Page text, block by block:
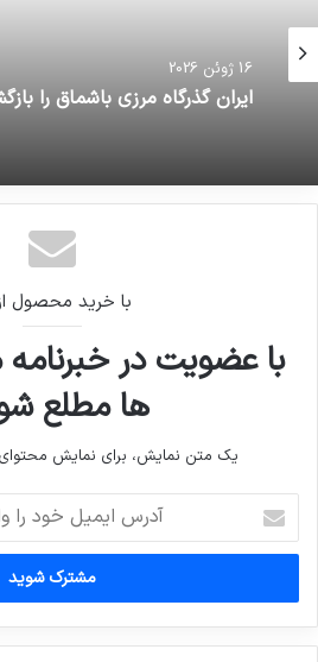
16 ژوئن 2026
ایران گذرگاه مرزی باشماق را
با خرید محصول
با عضویت در خبرنامه
ها مطلع
یک متن نمایش، برای نمایش
ایمیل
خود
وارد
کنید